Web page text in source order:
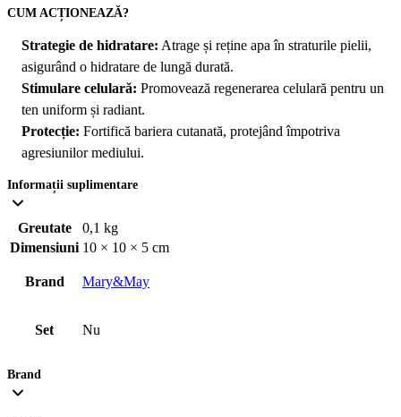
CUM ACȚIONEAZĂ?
Strategie de hidratare: Atrage și reține apa în straturile pielii,
asigurând o hidratare de lungă durată.
Stimulare celulară: Promovează regenerarea celulară pentru un
ten uniform și radiant.
Protecție: Fortifică bariera cutanată, protejând împotriva
agresiunilor mediului.
Informații suplimentare
Greutate
0,1 kg
Dimensiuni 10 × 10 × 5 cm
Brand Mary&May
Set Nu
Brand